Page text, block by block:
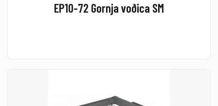
EP10-72 Gornja voðica SM